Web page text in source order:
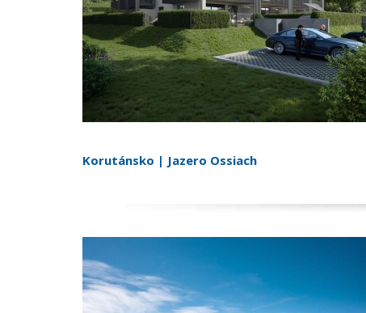
Korutánsko | Jazero Ossiach